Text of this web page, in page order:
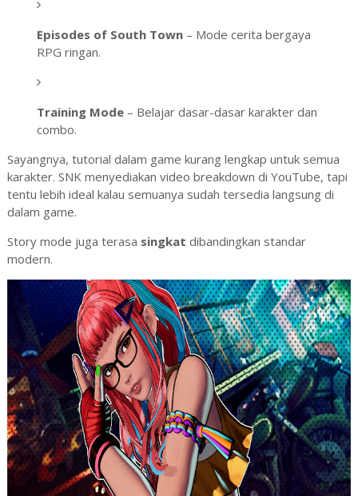
Episodes of South Town – Mode cerita bergaya
RPG ringan.
Training Mode – Belajar dasar-dasar karakter dan
combo.
Sayangnya, tutorial dalam game kurang lengkap untuk semua
karakter. SNK menyediakan video breakdown di YouTube, tapi
tentu lebih ideal kalau semuanya sudah tersedia langsung di
dalam game.
Story mode juga terasa singkat dibandingkan standar
modern.